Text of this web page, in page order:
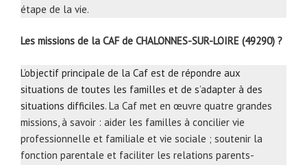
étape de la vie.
Les missions de la CAF de CHALONNES-SUR-LOIRE (49290) ?
L’objectif principale de la Caf est de répondre aux
situations de toutes les familles et de s’adapter à des
situations difficiles. La Caf met en œuvre quatre grandes
missions, à savoir : aider les familles à concilier vie
professionnelle et familiale et vie sociale ; soutenir la
fonction parentale et faciliter les relations parents-